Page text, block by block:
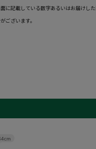
に記載している数字あるいはお届けし
ございます。